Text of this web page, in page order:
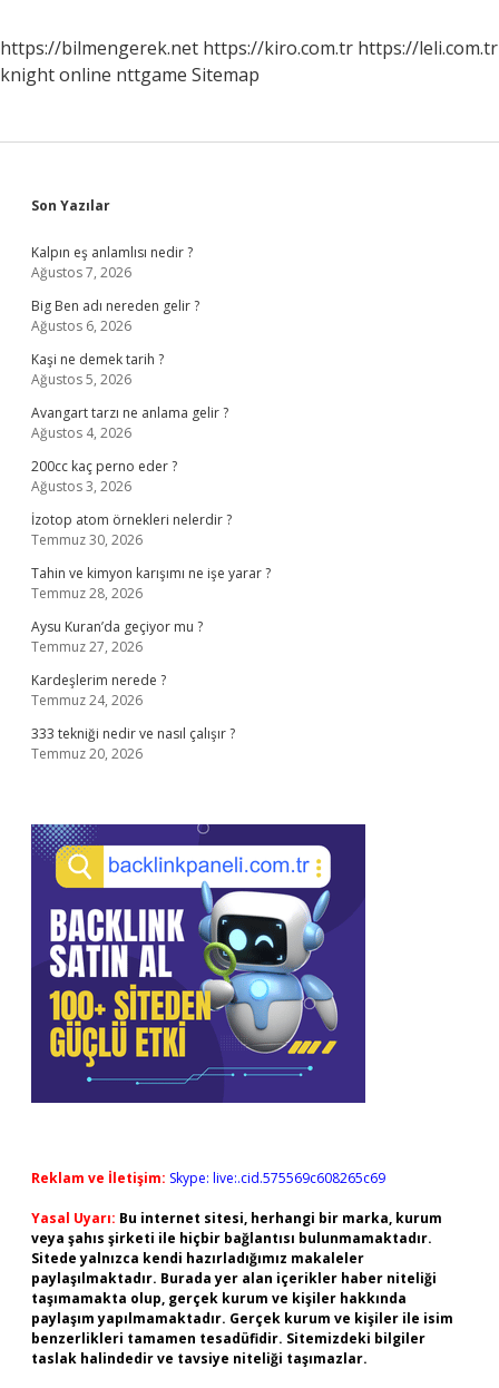
https://bilmengerek.net https://kiro.com.tr https://leli.com.tr
knight online nttgame Sitemap
Sidebar
Son Yazılar
Kalpın eş anlamlısı nedir ?
Ağustos 7, 2026
Big Ben adı nereden gelir ?
Ağustos 6, 2026
Kaşi ne demek tarih ?
Ağustos 5, 2026
Avangart tarzı ne anlama gelir ?
Ağustos 4, 2026
200cc kaç perno eder ?
Ağustos 3, 2026
İzotop atom örnekleri nelerdir ?
Temmuz 30, 2026
Tahin ve kimyon karışımı ne işe yarar ?
Temmuz 28, 2026
Aysu Kuran’da geçiyor mu ?
Temmuz 27, 2026
Kardeşlerim nerede ?
Temmuz 24, 2026
333 tekniği nedir ve nasıl çalışır ?
Temmuz 20, 2026
Reklam ve İletişim: Skype: live:.cid.575569c608265c69
Yasal Uyarı: Bu internet sitesi, herhangi bir marka, kurum
veya şahıs şirketi ile hiçbir bağlantısı bulunmamaktadır.
Sitede yalnızca kendi hazırladığımız makaleler
paylaşılmaktadır. Burada yer alan içerikler haber niteliği
taşımamakta olup, gerçek kurum ve kişiler hakkında
paylaşım yapılmamaktadır. Gerçek kurum ve kişiler ile isim
benzerlikleri tamamen tesadüfidir. Sitemizdeki bilgiler
taslak halindedir ve tavsiye niteliği taşımazlar.